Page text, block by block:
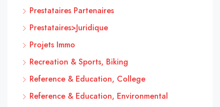
Prestataires Partenaires
Prestataires>Juridique
Projets Immo
Recreation & Sports, Biking
Reference & Education, College
Reference & Education, Environmental